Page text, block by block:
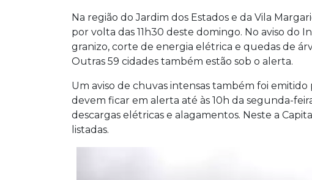
Na região do Jardim dos Estados e da Vila
por volta das 11h30 deste domingo. No aviso do
granizo, corte de energia elétrica e quedas de
Outras 59 cidades também estão sob o alerta.
Um aviso de chuvas intensas também foi emitido
devem ficar em alerta até às 10h da segunda-
descargas elétricas e alagamentos. Neste a
listadas.